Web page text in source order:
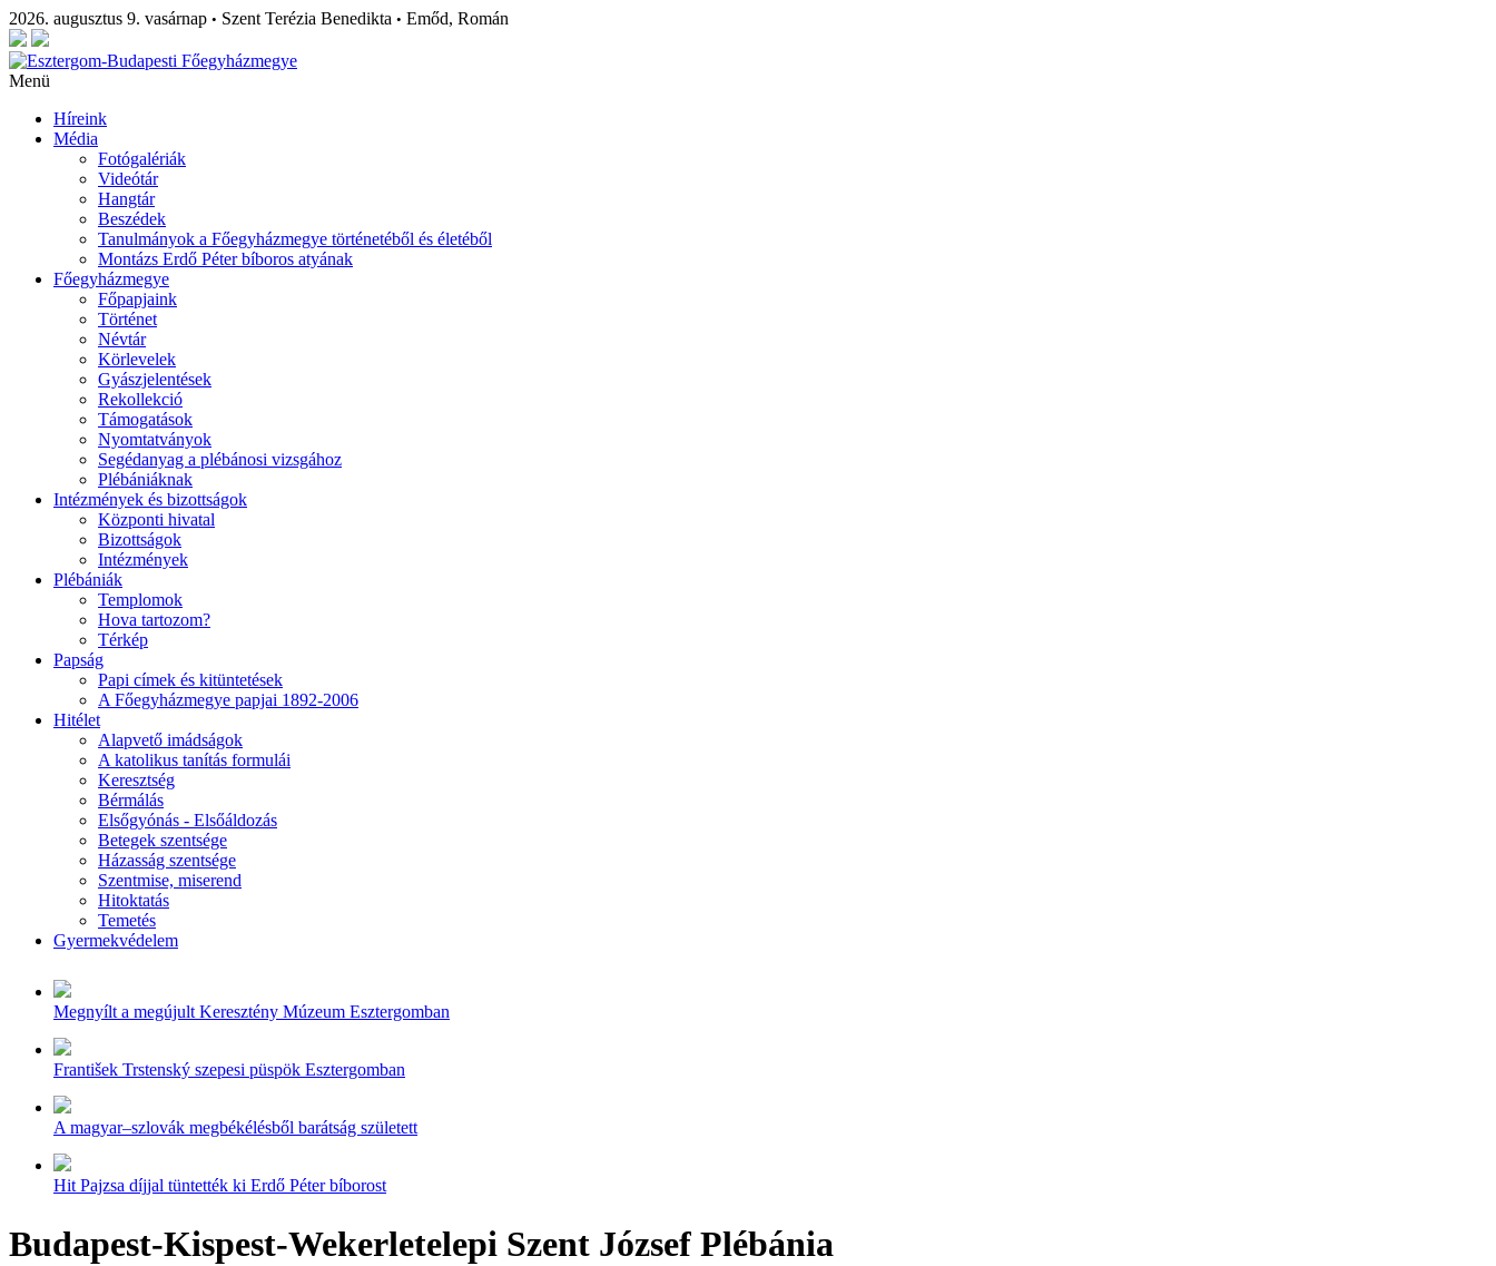
2026. augusztus 9. vasárnap • Szent Terézia Benedikta • Emőd, Román
Menü
Híreink
Média
Fotógalériák
Videótár
Hangtár
Beszédek
Tanulmányok a Főegyházmegye történetéből és életéből
Montázs Erdő Péter bíboros atyának
Főegyházmegye
Főpapjaink
Történet
Névtár
Körlevelek
Gyászjelentések
Rekollekció
Támogatások
Nyomtatványok
Segédanyag a plébánosi vizsgához
Plébániáknak
Intézmények és bizottságok
Központi hivatal
Bizottságok
Intézmények
Plébániák
Templomok
Hova tartozom?
Térkép
Papság
Papi címek és kitüntetések
A Főegyházmegye papjai 1892-2006
Hitélet
Alapvető imádságok
A katolikus tanítás formulái
Keresztség
Bérmálás
Elsőgyónás - Elsőáldozás
Betegek szentsége
Házasság szentsége
Szentmise, miserend
Hitoktatás
Temetés
Gyermekvédelem
Megnyílt a megújult Keresztény Múzeum Esztergomban
František Trstenský szepesi püspök Esztergomban
A magyar–szlovák megbékélésből barátság született
Hit Pajzsa díjjal tüntették ki Erdő Péter bíborost
Budapest-Kispest-Wekerletelepi Szent József Plébánia